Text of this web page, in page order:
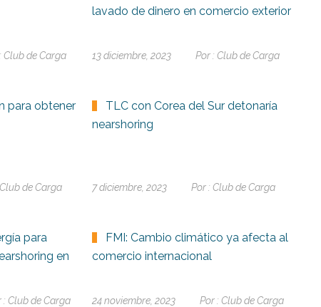
Club de Carga
lavado de dinero en comercio exterior
13 diciembre, 2023 Por : Club de Carga
para obtener
Club de Carga
TLC con Corea del Sur detonaría
nearshoring
7 diciembre, 2023 Por : Club de Carga
para
en
: Club de Carga
FMI: Cambio climático ya afecta al
comercio internacional
24 noviembre, 2023 Por : Club de Carga